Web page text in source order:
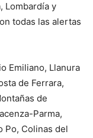
Lombardía y
todas las alertas
Emiliano, Llanura
de Ferrara,
de
Parma,
Po, Colinas del